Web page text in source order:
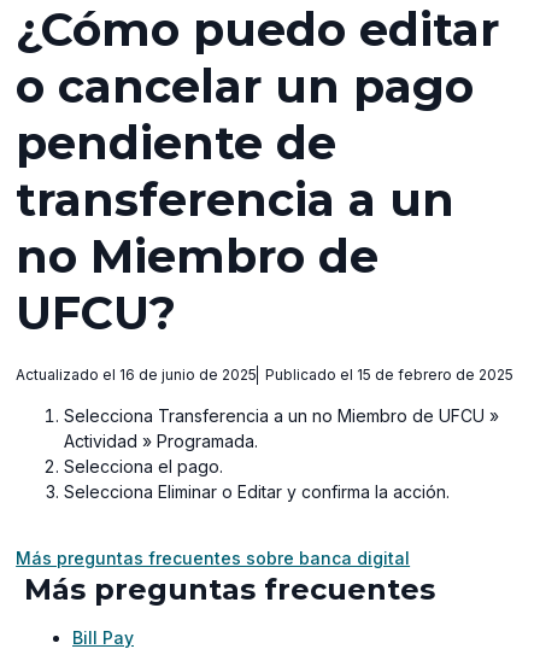
¿Cómo puedo editar
o cancelar un pago
pendiente de
transferencia a un
no Miembro de
UFCU?
Actualizado el 16 de junio de 2025 Publicado el 15 de febrero de 2025
Selecciona Transferencia a un no Miembro de UFCU »
Actividad » Programada.
Selecciona el pago.
Selecciona Eliminar o Editar y confirma la acción.
Más preguntas frecuentes sobre banca digital
Más preguntas frecuentes
Bill Pay